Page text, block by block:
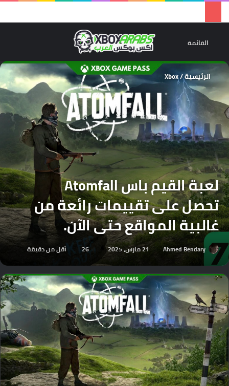
القائمة
الرئيسية/
Xbox
لعبة القيم باس Atomfall
تحصل على تقييمات رائعة من
غالبية المواقع حتى الآن.
Ahmed Bendary 21 مارس، 2025 26 أقل من دقيقة